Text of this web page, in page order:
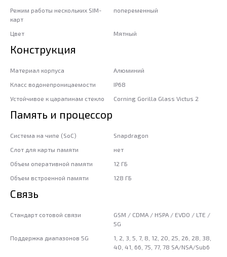
Режим работы нескольких SIM-
карт
попеременный
Цвет Мятный
Конструкция
Материал корпуса
Алюминий
Класс водонепроницаемости
IP68
Устойчивое к царапинам стекло
Corning Gorilla Glass Victus 2
Память и процессор
Система на чипе (SoC)
Snapdragon
Слот для карты памяти
нет
Объем оперативной памяти
12 ГБ
Объем встроенной памяти
128 ГБ
Связь
Стандарт сотовой связи
GSM / CDMA / HSPA / EVDO / LTE /
5G
Поддержка диапазонов 5G
1, 2, 3, 5, 7, 8, 12, 20, 25, 26, 28, 38,
40, 41, 66, 75, 77, 78 SA/NSA/Sub6